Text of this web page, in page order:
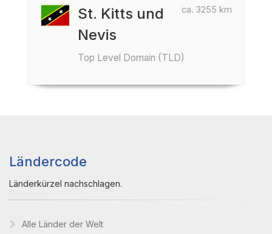
ca. 3255 km
St. Kitts und
Nevis
Top Level Domain (TLD)
Ländercode
Länderkürzel nachschlagen.
Alle Länder der Welt